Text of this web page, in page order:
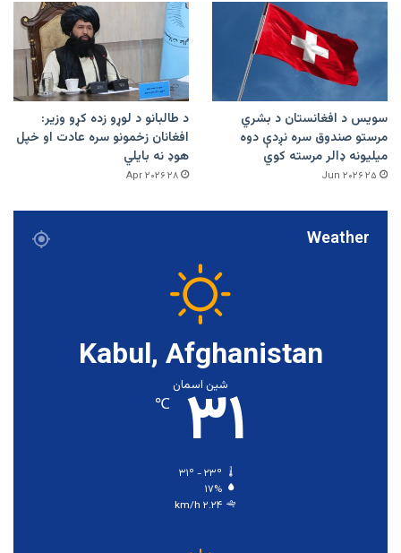
سویس د افغانستان د بشري
مرستو صندوق سره نږدې دوه
میلیونه ډالر مرسته کوي
۲۵ Jun ۲۰۲۶
د طالبانو د لوړو زده کړو وزیر:
افغانان زخمونو سره عادت او خپل
هوډ نه بایلي
۲۸ Apr ۲۰۲۶
Weather
Kabul, Afghanistan
شین اسمان
۳۱ ℃
۱۷%
۲.۲۴ km/h